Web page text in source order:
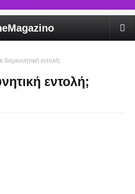
διερευνητική εντολή;
εντολή;